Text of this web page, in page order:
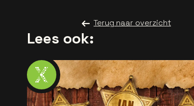
Terug naar overzicht
Lees ook: